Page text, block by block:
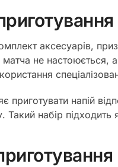
аксесуарів,
не настоюється,
приготувати напій
набір